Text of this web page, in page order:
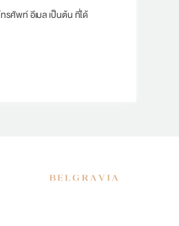
ทรศัพท์ อีเมล เป็นต้น ที่ได้